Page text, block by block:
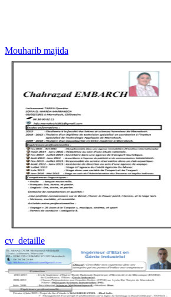
Mouharib majida
cv_detaille